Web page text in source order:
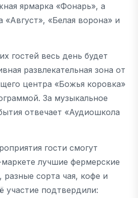
ярмарка «Фонарь», а
«Август», «Белая ворона» и
гостей весь день будет
развлекательная зона от
центра «Божья коровка»
За музыкальное
отвечает «Аудиошкола
гости смогут
лучшие фермерские
сорта чая, кофе и
участие подтвердили: